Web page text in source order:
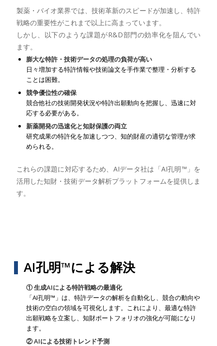
製薬・バイオ業界では、技術革新のスピードが加速し、特許
戦略の重要性がこれまで以上に高まっています。
しかし、以下のような課題がR&D部門の効率化を阻んでい
ます。
膨大な特許・技術データの処理の負荷が高い
日々増加する特許情報や技術論文を手作業で整理・分析する
ことは困難。
競争優位性の確保
競合他社の技術開発状況や特許出願動向を把握し、迅速に対
応する必要がある。
新薬開発の迅速化と知財保護の両立
研究成果の特許化を加速しつつ、知的財産の適切な管理が求
められる。
これらの課題に対応するため、AIデータ社は「AI孔明™」を
活用した知財・技術データ解析プラットフォームを提供しま
す。
AI孔明™による解決
① 生成AIによる特許戦略の最適化
「AI孔明™」は、特許データの解析を自動化し、競合の動向や
技術の空白の領域を可視化します。これにより、最適な特許
出願戦略を立案し、知財ポートフォリオの強化が可能になり
ます。
② AIによる技術トレンド予測